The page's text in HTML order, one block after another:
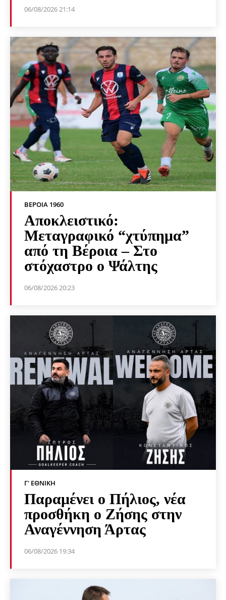
06/08/2026 21:14
ΒΕΡΟΙΑ 1960
Αποκλειστικό:
Μεταγραφικό “χτύπημα”
από τη Βέροια – Στο
στόχαστρο ο Ψάλτης
06/08/2026 20:23
Γ' ΕΘΝΙΚΉ
Παραμένει ο Πήλιος, νέα
προσθήκη ο Ζήσης στην
Αναγέννηση Άρτας
06/08/2026 19:34